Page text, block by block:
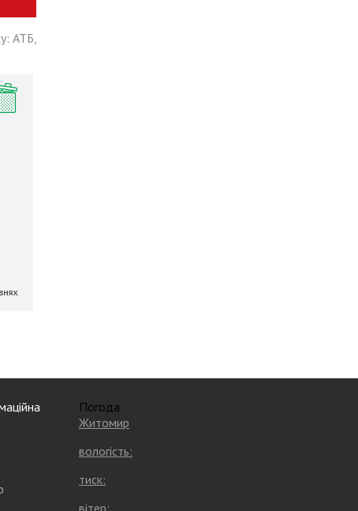
АТБ,
Погода
Житомир
вологість:
тиск:
вітер: